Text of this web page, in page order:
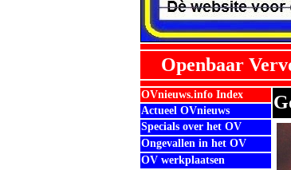
Openbaar
OVnieuws.info Index
Actueel OVnieuws
Specials over het OV
Ongevallen in het OV
OV werkplaatsen